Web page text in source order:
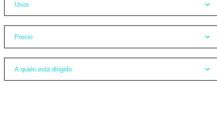
Usos
Precio
A quién está dirigido